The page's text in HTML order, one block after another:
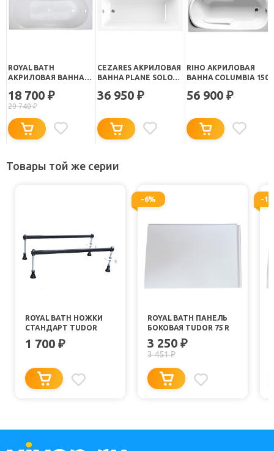
ROYAL BATH
АКРИЛОВАЯ ВАННА
150X70
18 700 ₽
20 740₽
CEZARES АКРИЛОВАЯ
ВАННА PLANE SOLO
36 950 ₽
RIHO АКРИЛОВАЯ
ВАННА COLUMBIA 150
56 900 ₽
Товары той же серии
ROYAL BATH НОЖКИ
СТАНДАРТ TUDOR
1 700 ₽
-6%
ROYAL BATH ПАНЕЛЬ
БОКОВАЯ TUDOR 75 R
3 250 ₽
3 451₽
-